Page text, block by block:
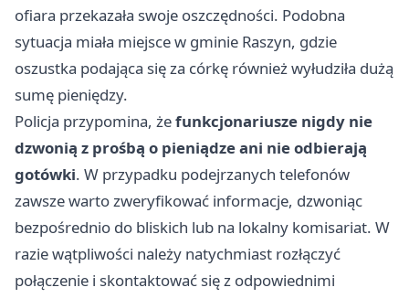
ofiara przekazała swoje oszczędności. Podobna
sytuacja miała miejsce w gminie Raszyn, gdzie
oszustka podająca się za córkę również wyłudziła dużą
sumę pieniędzy.
Policja przypomina, żefunkcjonariusze nigdy nie
dzwonią z prośbą o pieniądze ani nie odbierają
gotówki. W przypadku podejrzanych telefonów
zawsze warto zweryfikować informacje, dzwoniąc
bezpośrednio do bliskich lub na lokalny komisariat. W
razie wątpliwości należy natychmiast rozłączyć
połączenie i skontaktować się z odpowiednimi